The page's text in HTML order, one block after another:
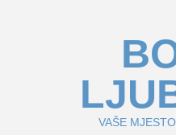
VAŠE